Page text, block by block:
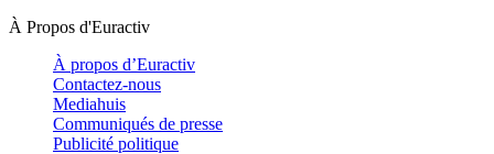
À Propos d'Euractiv
À propos d’Euractiv
Contactez-nous
Mediahuis
Communiqués de presse
Publicité politique